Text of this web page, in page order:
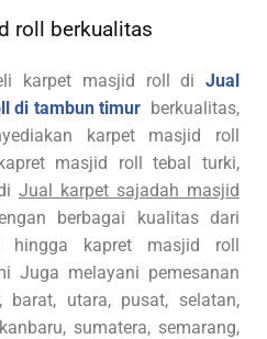
roll berkualitas
karpet masjid roll di Jual
di tambun timur berkualitas,
karpet masjid roll
masjid roll tebal turki,
Jual karpet sajadah masjid
berbagai kualitas dari
hingga kapret masjid roll
Juga melayani pemesanan
utara, pusat, selatan,
sumatera, semarang,